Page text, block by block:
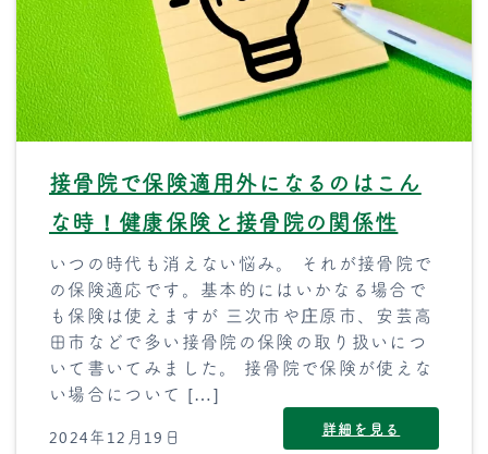
接骨院で保険適用外になるのはこん
な時！健康保険と接骨院の関係性
いつの時代も消えない悩み。 それが接骨院で
の保険適応です。基本的にはいかなる場合で
も保険は使えますが 三次市や庄原市、安芸高
田市などで多い接骨院の保険の取り扱いにつ
いて書いてみました。 接骨院で保険が使えな
い場合について […]
2024年12月19日 詳細を見る